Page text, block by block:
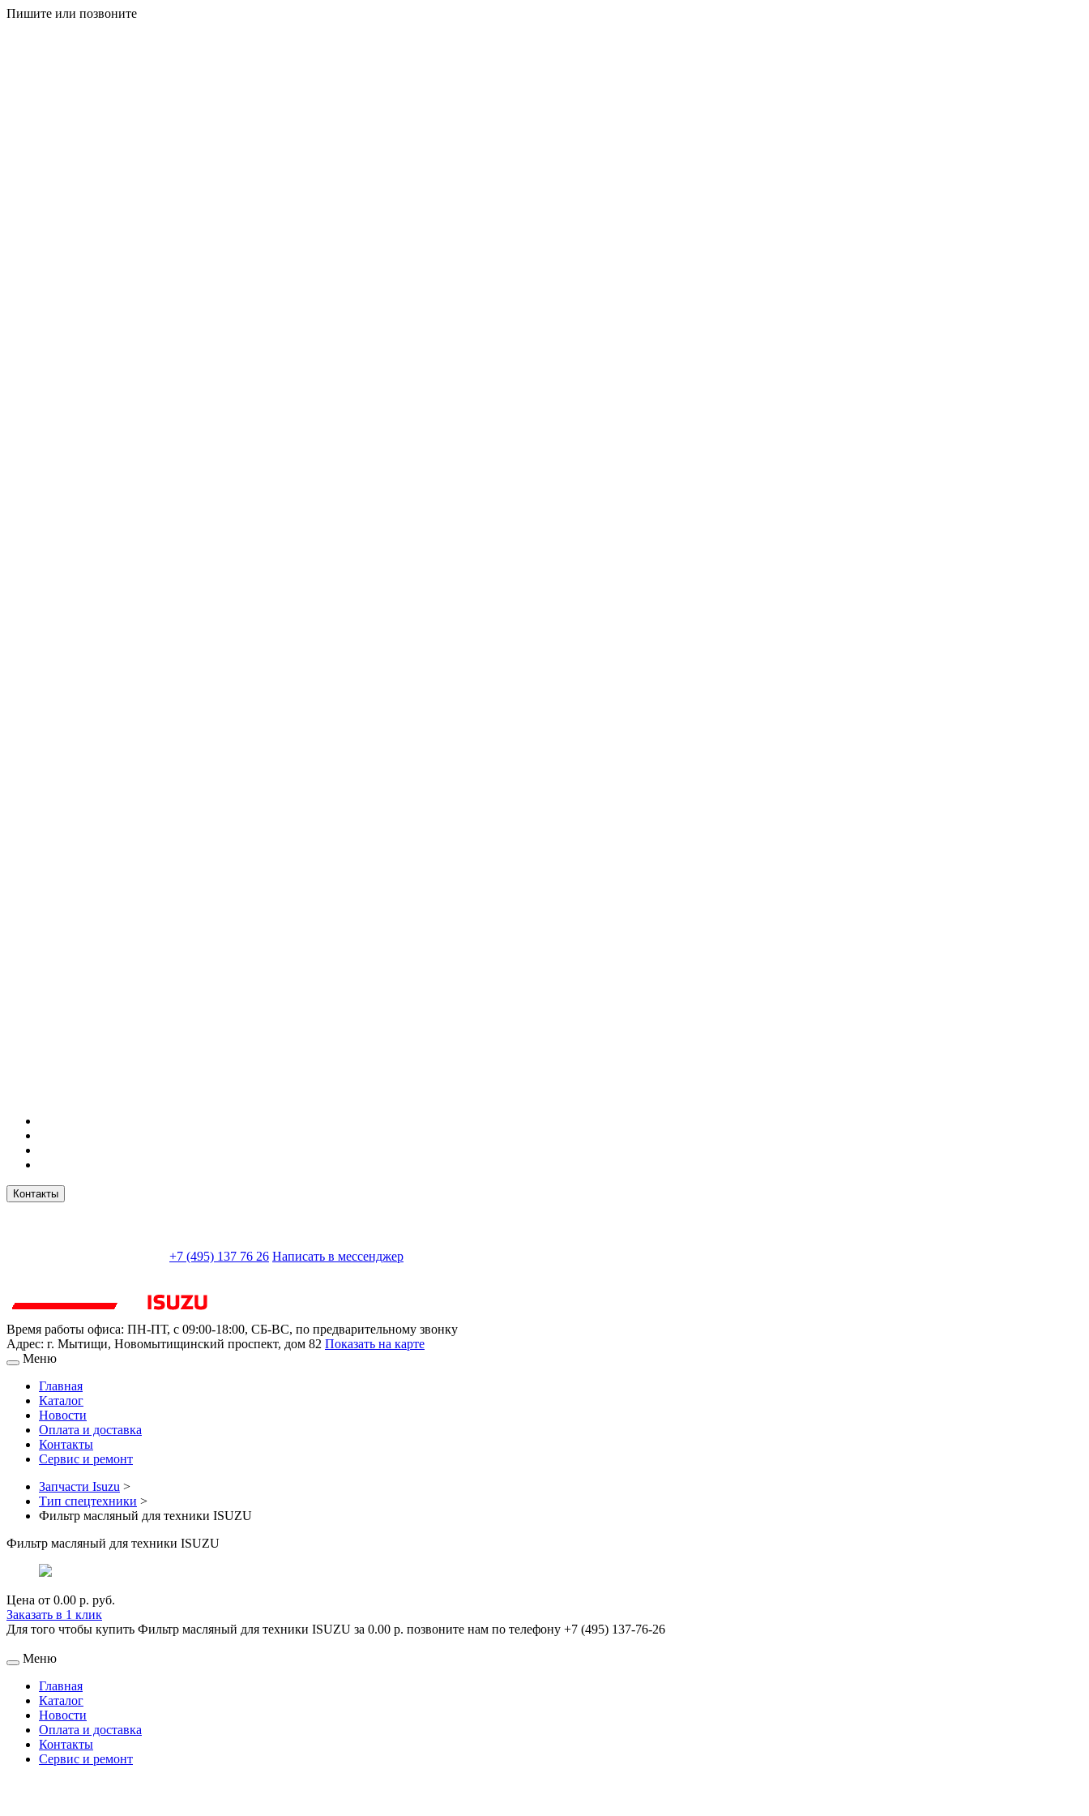
Пишите или позвоните
Контакты
+7 (495) 137 76 26 Написать в мессенджер
Время работы офиса: ПН-ПТ, с 09:00-18:00, СБ-ВС, по предварительному звонку
Адрес: г. Мытищи, Новомытищинский проспект, дом 82 Показать на карте
Меню
Главная
Каталог
Новости
Оплата и доставка
Контакты
Сервис и ремонт
Запчасти Isuzu >
Тип спецтехники >
Фильтр масляный для техники ISUZU
Фильтр масляный для техники ISUZU
Цена от 0.00 р. руб.
Заказать в 1 клик
Для того чтобы купить Фильтр масляный для техники ISUZU за 0.00 р. позвоните нам по телефону +7 (495) 137-76-26
Меню
Главная
Каталог
Новости
Оплата и доставка
Контакты
Сервис и ремонт